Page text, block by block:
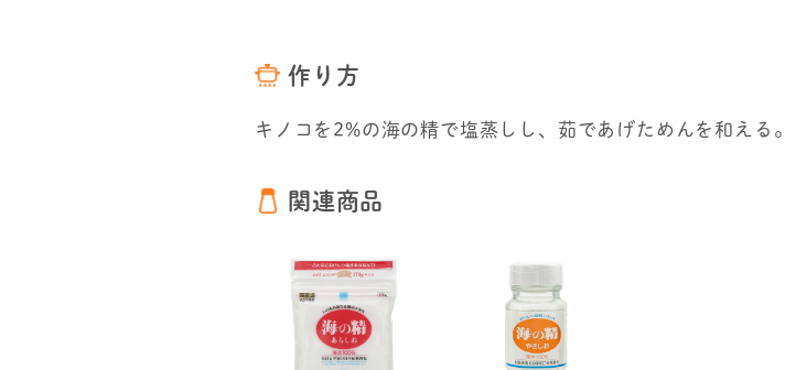
作り方
キノコを2%の海の精で塩蒸しし、茹であげためんを和える。
関連商品